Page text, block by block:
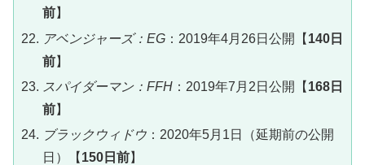
前】
アベンジャーズ：EG ：2019年4月26日公開【 140日
前】
スパイダーマン：FFH ：2019年7月2日公開【 168日
前】
ブラックウィドウ ：2020年5月1日（延期前の公開
日）【 150日前】